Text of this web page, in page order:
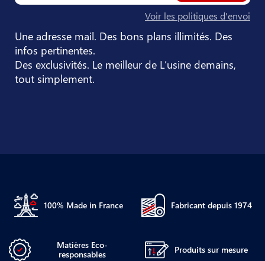
Voir les politiques d'envoi
Une adresse mail. Des bons plans illimités. Des
infos pertinentes.
Des exclusivités. Le meilleur de L’usine demains,
tout simplement.
100% Made in France Fabricant depuis 1974
Matières Eco-
responsables
Produits sur mesure